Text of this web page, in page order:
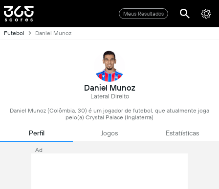
Meus Resultados
Futebol Daniel Munoz
Daniel Munoz
Lateral Direito
Daniel Munoz (Colômbia, 30) é um jogador de futebol, que atualmente joga
pelo(a) Crystal Palace (Inglaterra)
Perfil Jogos Estatísticas
Ad